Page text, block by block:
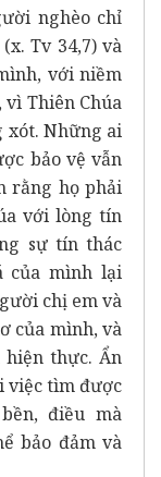
nghèo chỉ
Tv 34,7) và
với niềm
Thiên Chúa
xót. Những ai
bảo vệ vẫn
rằng họ phải
với lòng tín
sự tín thác
của mình lại
chị em và
của mình, và
thực. Ẩn
việc tìm được
điều mà
bảo đảm và